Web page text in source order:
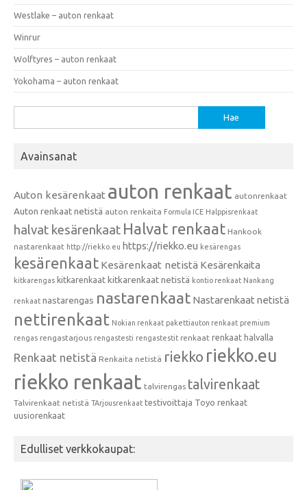
Westlake – auton renkaat
Winrur
Wolftyres – auton renkaat
Yokohama – auton renkaat
Avainsanat
Auton kesärenkaat auton renkaat autonrenkaat
Auton renkaat netistä auton renkaita Formula ICE Halppisrenkaat
halvat kesärenkaat Halvat renkaat Hankook
nastarenkaat http://riekko.eu https://riekko.eu kesärengas
kesärenkaat Kesärenkaat netistä Kesärenkaita
kitkarengas kitkarenkaat kitkarenkaat netistä kontio renkaat Nankang
renkaat nastarengas nastarenkaat Nastarenkaat netistä
nettirenkaat Nokian renkaat pakettiauton renkaat premium
rengas rengastarjous rengastesti rengastestit renkaat renkaat halvalla
Renkaat netistä Renkaita netistä riekko riekko.eu
riekko renkaat talvirengas talvirenkaat
Talvirenkaat netistä TArjousrenkaat testivoittaja Toyo renkaat
uusiorenkaat
Edulliset verkkokaupat: